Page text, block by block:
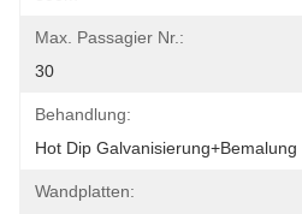
Max. Passagier Nr.:
30
Behandlung:
Hot Dip Galvanisierung+Bemalung
Wandplatten: